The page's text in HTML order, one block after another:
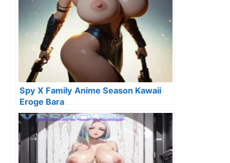
Spy X Family Anime Season Kawaii
Eroge Bara